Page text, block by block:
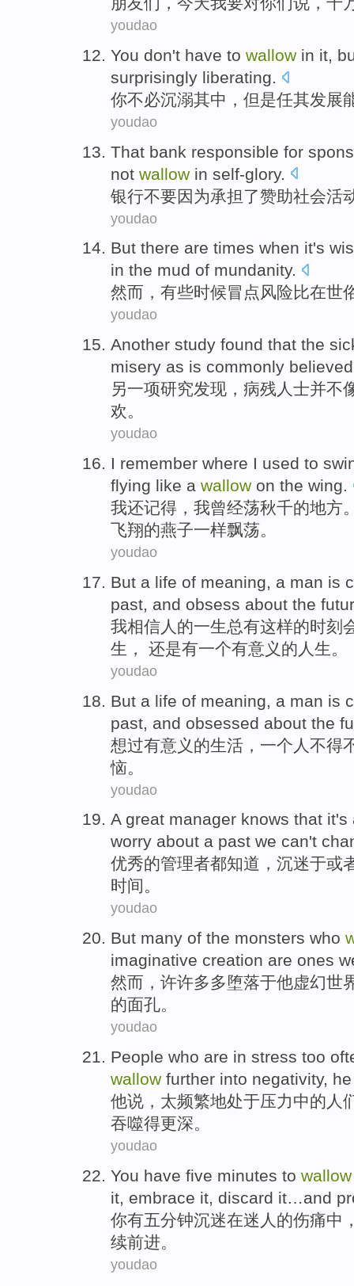
youdao
You don't have to wallow in it,
surprisingly liberating.
你不必沉溺其中， 但是任其发展
youdao
That bank responsible for
not wallow in self-glory.
银行不要因为承担了赞助社会活
youdao
But there are times when it's
in the mud of mundanity.
然而 ， 有些时候冒点 风险比在世
youdao
Another study found that the
misery as is commonly
另一项研究发现 ， 病残 人士并不
欢。
youdao
I remember where I used to
flying like a wallow on the wing.
我还记得 ，我曾经荡秋千的地方
飞翔的燕子一样飘荡。
youdao
But a life of meaning, a man is
past, and obsess about the
我相信人 的一生总有这样的时刻
生， 还是有一个有意义 的 人生。
youdao
But a life of meaning a man is
past and obsessed about the
想过有意义 的生活 ， 一个 人 不得
恼。
youdao
A great manager knows that it's
worry about a past we can't
优秀的管理者都知道 ，沉迷于或
时间。
youdao
But many of the monsters who
imaginative creation are ones
然而 ， 许许多多堕落于他虚幻世
的面孔。
youdao
People who are in stress too
wallow further into negativity, he
他说， 太频繁地处于压力中的 人
吞噬得更深。
youdao
You have five minutes to wallow
it, embrace it, discard it…and
你有五分钟沉迷在迷人 的伤痛中
续前进。
youdao